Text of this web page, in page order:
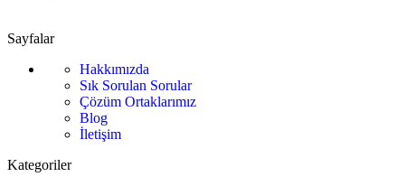
Sayfalar
Hakkımızda
Sık Sorulan Sorular
Çözüm Ortaklarımız
Blog
İletişim
Kategoriler